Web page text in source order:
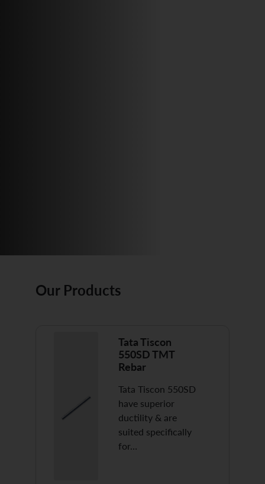
Our Products
Tata Tiscon
550SD TMT
Rebar
Tata Tiscon 550SD
have superior
ductility & are
suited specifically
for…